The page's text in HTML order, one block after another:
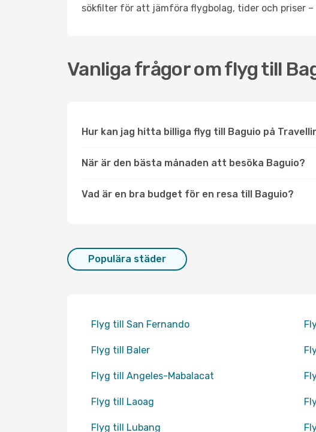
sökfilter för att jämföra flygbolag, tider och priser
Vanliga frågor om flyg till
Hur kan jag hitta billiga flyg till Baguio på
När är den bästa månaden att besöka Baguio?
Vad är en bra budget för en resa till Baguio?
Populära städer
Flyg till San Fernando
Flyg till Baler
Flyg till Angeles-Mabalacat
Flyg till Laoag
Flyg till Lubang